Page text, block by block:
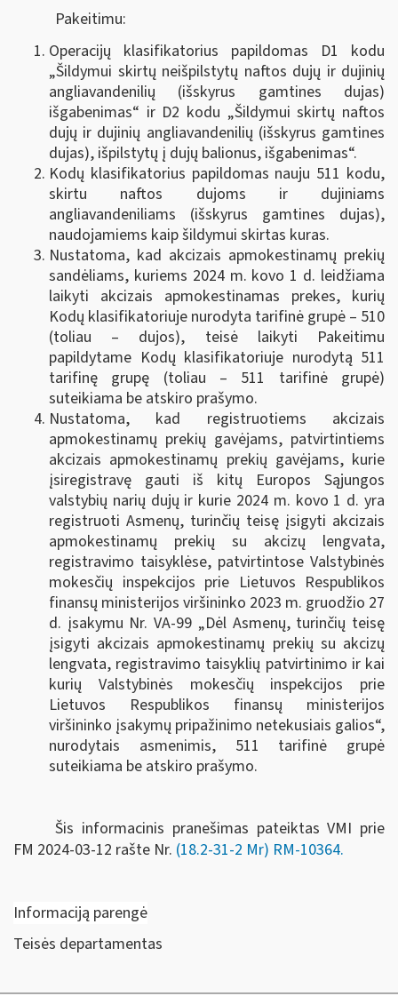
Pakeitimu:
Operacijų klasifikatorius papildomas D1 kodu
„Šildymui skirtų neišpilstytų naftos dujų ir dujinių
angliavandenilių (išskyrus gamtines dujas)
išgabenimas“ ir D2 kodu „Šildymui skirtų naftos
dujų ir dujinių angliavandenilių (išskyrus gamtines
dujas), išpilstytų į dujų balionus, išgabenimas“.
Kodų klasifikatorius papildomas nauju 511 kodu,
skirtu naftos dujoms ir dujiniams
angliavandeniliams (išskyrus gamtines dujas),
naudojamiems kaip šildymui skirtas kuras.
Nustatoma, kad akcizais apmokestinamų prekių
sandėliams, kuriems 2024 m. kovo 1 d. leidžiama
laikyti akcizais apmokestinamas prekes, kurių
Kodų klasifikatoriuje nurodyta tarifinė grupė – 510
(toliau – dujos), teisė laikyti Pakeitimu
papildytame Kodų klasifikatoriuje nurodytą 511
tarifinę grupę (toliau – 511 tarifinė grupė)
suteikiama be atskiro prašymo.
Nustatoma, kad registruotiems akcizais
apmokestinamų prekių gavėjams, patvirtintiems
akcizais apmokestinamų prekių gavėjams, kurie
įsiregistravę gauti iš kitų Europos Sąjungos
valstybių narių dujų ir kurie 2024 m. kovo 1 d. yra
registruoti Asmenų, turinčių teisę įsigyti akcizais
apmokestinamų prekių su akcizų lengvata,
registravimo taisyklėse, patvirtintose Valstybinės
mokesčių inspekcijos prie Lietuvos Respublikos
finansų ministerijos viršininko 2023 m. gruodžio 27
d. įsakymu Nr. VA-99 „Dėl Asmenų, turinčių teisę
įsigyti akcizais apmokestinamų prekių su akcizų
lengvata, registravimo taisyklių patvirtinimo ir kai
kurių Valstybinės mokesčių inspekcijos prie
Lietuvos Respublikos finansų ministerijos
viršininko įsakymų pripažinimo netekusiais galios“,
nurodytais asmenimis, 511 tarifinė grupė
suteikiama be atskiro prašymo.
Šis informacinis pranešimas pateiktas VMI prie
FM 2024-03-12 rašte Nr. (18.2-31-2 Mr) RM-10364.
Informaciją parengė
Teisės departamentas